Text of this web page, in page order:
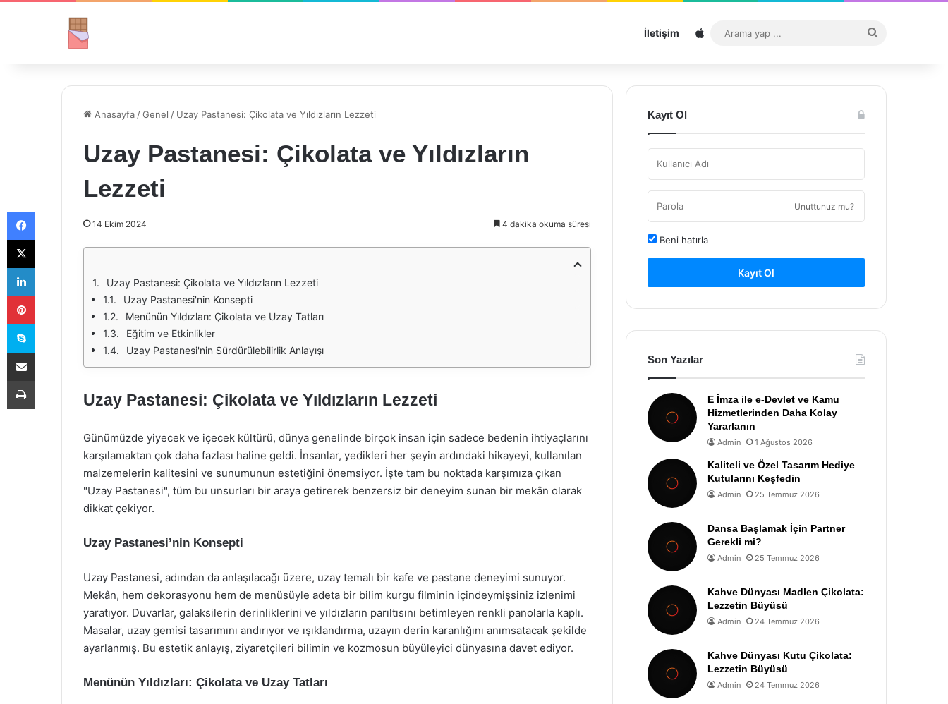
İletişim Sitemap
...
Anasayfa /Genel / Uzay Pastanesi: Çikolata ve Yıldızların Lezzeti
Uzay Pastanesi: Çikolata ve Yıldızların
Lezzeti
14 Ekim 2024 4 dakika okuma süresi
Uzay Pastanesi: Çikolata ve Yıldızların Lezzeti
Uzay Pastanesi'nin Konsepti
Menünün Yıldızları: Çikolata ve Uzay Tatları
Eğitim ve Etkinlikler
Uzay Pastanesi'nin Sürdürülebilirlik Anlayışı
Uzay Pastanesi: Çikolata ve Yıldızların Lezzeti
Günümüzde yiyecek ve içecek kültürü, dünya genelinde birçok insan için sadece bedenin ihtiyaçlarını
karşılamaktan çok daha fazlası haline geldi. İnsanlar, yedikleri her şeyin ardındaki hikayeyi, kullanılan
malzemelerin kalitesini ve sunumunun estetiğini önemsiyor. İşte tam bu noktada karşımıza çıkan
"Uzay Pastanesi", tüm bu unsurları bir araya getirerek benzersiz bir deneyim sunan bir mekân olarak
dikkat çekiyor.
Uzay Pastanesi’nin Konsepti
Uzay Pastanesi, adından da anlaşılacağı üzere, uzay temalı bir kafe ve pastane deneyimi sunuyor.
Mekân, hem dekorasyonu hem de menüsüyle adeta bir bilim kurgu filminin içindeymişsiniz izlenimi
yaratıyor. Duvarlar, galaksilerin derinliklerini ve yıldızların parıltısını betimleyen renkli panolarla kaplı.
Masalar, uzay gemisi tasarımını andırıyor ve ışıklandırma, uzayın derin karanlığını anımsatacak şekilde
ayarlanmış. Bu estetik anlayış, ziyaretçileri bilimin ve kozmosun büyüleyici dünyasına davet ediyor.
Menünün Yıldızları: Çikolata ve Uzay Tatları
Kayıt Ol
Unuttunuz mu?
Beni hatırla
Kayıt Ol
Son Yazılar
E İmza ile e-Devlet ve Kamu
Hizmetlerinden Daha Kolay
Yararlanın
Admin 1 Ağustos 2026
Kaliteli ve Özel Tasarım Hediye
Kutularını Keşfedin
Admin 25 Temmuz 2026
Dansa Başlamak İçin Partner
Gerekli mi?
Admin 25 Temmuz 2026
Kahve Dünyası Madlen Çikolata:
Lezzetin Büyüsü
Admin 24 Temmuz 2026
Kahve Dünyası Kutu Çikolata:
Lezzetin Büyüsü
Admin 24 Temmuz 2026
Facebook
X
LinkedIn
Pinterest
Skype
E-Posta ile paylaş